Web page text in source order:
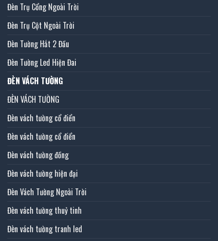
Đèn Trụ Cổng Ngoài Trời
Đèn Trụ Cột Ngoài Trời
Đèn Tường Hắt 2 Đầu
Đèn Tường Led Hiện Đai
ĐÈN VÁCH TƯỜNG
ĐÈN VÁCH TƯỜNG
Đèn vách tường cổ điển
Đèn vách tường cổ điển
Đèn vách tường đồng
Đèn vách tường hiện đại
Đèn Vách Tường Ngoài Trời
Đèn vách tường thuỷ tinh
Đèn vách tường tranh led